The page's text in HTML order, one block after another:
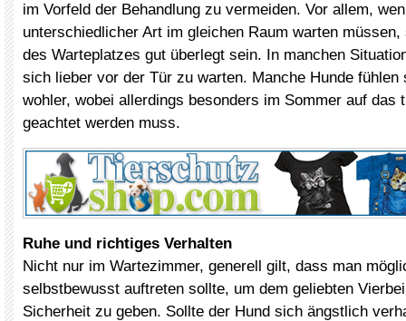
im Vorfeld der Behandlung zu vermeiden. Vor allem,
unterschiedlicher Art im gleichen Raum warten
des Warteplatzes gut überlegt sein. In manchen
sich lieber vor der Tür zu warten. Manche Hunde fühlen
wohler, wobei allerdings besonders im Sommer auf das
geachtet werden muss.
Ruhe und richtiges Verhalten
Nicht nur im Wartezimmer, generell gilt, dass man
selbstbewusst auftreten sollte, um dem geliebten
Sicherheit zu geben. Sollte der Hund sich ängstlich